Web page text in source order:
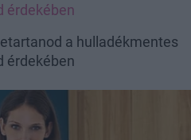
érdekében
a hulladékmentes
érdekében